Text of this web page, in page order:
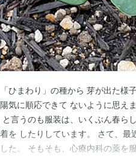
ひまわり」の種から 芽が出た様
気に順応できて ないように思え
と言うのも服装は、いくぶん春ら
を したりしています。 さて、最
た。 そもそも、心療内科の薬を